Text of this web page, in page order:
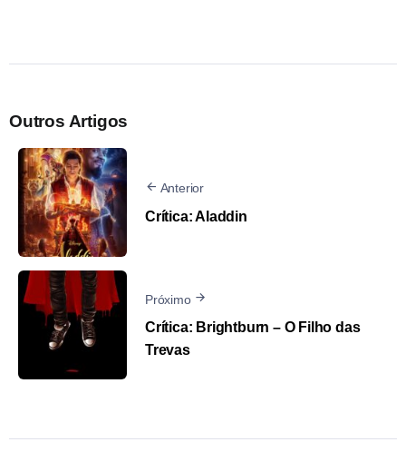
Outros Artigos
Anterior
Crítica: Aladdin
Próximo
Crítica: Brightburn – O Filho das
Trevas